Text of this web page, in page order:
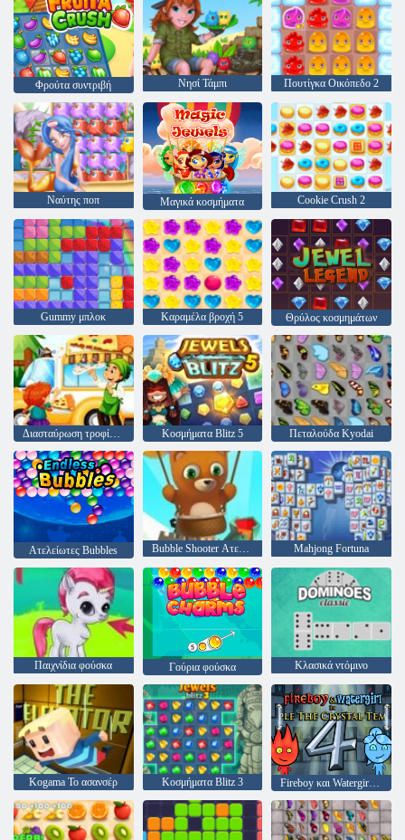
Φρούτα συντριβή Νησί Τάμπι Πουτίγκα Οικόπεδο 2
Ναύτης ποπ Μαγικά κοσμήματα Cookie Crush 2
Gummy μπλοκ Καραμέλα βροχή 5 Θρύλος κοσμημάτων
Διασταύρωση τροφίμων Κοσμήματα Blitz 5 Πεταλούδα Kyodai
Ατελείωτες Bubbles Bubble Shooter Ατελείωτες Mahjong Fortuna
Παιχνίδια φούσκα Γούρια φούσκα Κλασικά ντόμινο
Kogama Το ασανσέρ Κοσμήματα Blitz 3 Fireboy και Watergirl 4: Crystal Temple